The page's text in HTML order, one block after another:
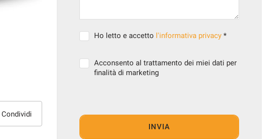
Condividi
Ho letto e accetto l'informativa privacy *
Acconsento al trattamento dei miei dati per
finalità di marketing
INVIA